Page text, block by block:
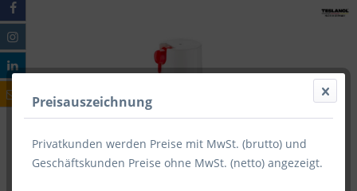
Preisauszeichnung
Privatkunden werden Preise mit MwSt. (brutto) und
Geschäftskunden Preise ohne MwSt. (netto) angezeigt.